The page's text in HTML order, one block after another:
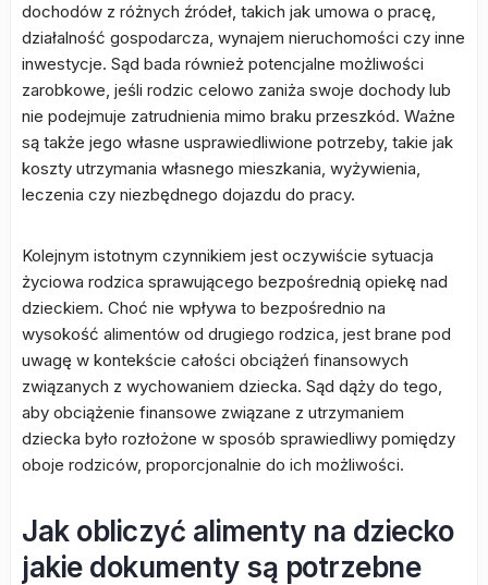
dochodów z różnych źródeł, takich jak umowa o pracę,
działalność gospodarcza, wynajem nieruchomości czy inne
inwestycje. Sąd bada również potencjalne możliwości
zarobkowe, jeśli rodzic celowo zaniża swoje dochody lub
nie podejmuje zatrudnienia mimo braku przeszkód. Ważne
są także jego własne usprawiedliwione potrzeby, takie jak
koszty utrzymania własnego mieszkania, wyżywienia,
leczenia czy niezbędnego dojazdu do pracy.
Kolejnym istotnym czynnikiem jest oczywiście sytuacja
życiowa rodzica sprawującego bezpośrednią opiekę nad
dzieckiem. Choć nie wpływa to bezpośrednio na
wysokość alimentów od drugiego rodzica, jest brane pod
uwagę w kontekście całości obciążeń finansowych
związanych z wychowaniem dziecka. Sąd dąży do tego,
aby obciążenie finansowe związane z utrzymaniem
dziecka było rozłożone w sposób sprawiedliwy pomiędzy
oboje rodziców, proporcjonalnie do ich możliwości.
Jak obliczyć alimenty na dziecko
jakie dokumenty są potrzebne